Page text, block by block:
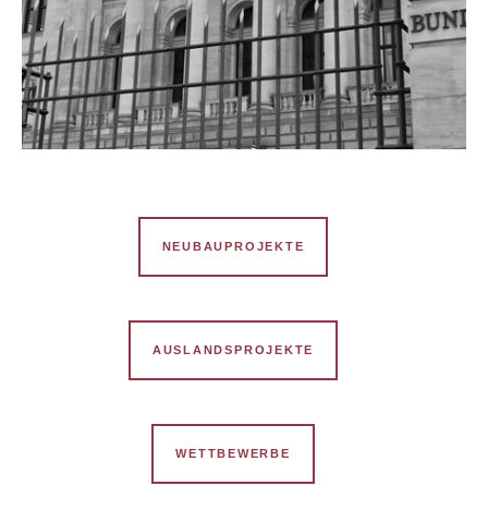
ZUM PROJEKT
BUNDESRATES
NEUBAUPROJEKTE
AUSLANDSPROJEKTE
WETTBEWERBE